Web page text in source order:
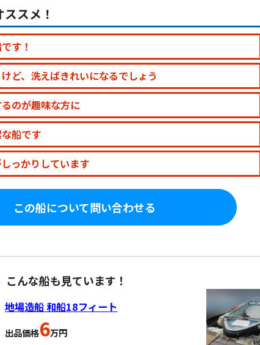
スメ！
す！
ど、洗えばきれいになるでしょう
のが趣味な方に
船です
っかりしています
この船について問い合わせる
んな船も見ています！
地場造船 和船18フィート
出品価格6万円